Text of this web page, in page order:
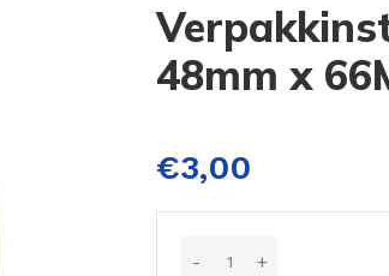
48mm x
€3,00